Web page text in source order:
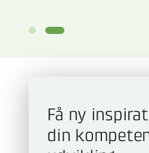
Få ny
din